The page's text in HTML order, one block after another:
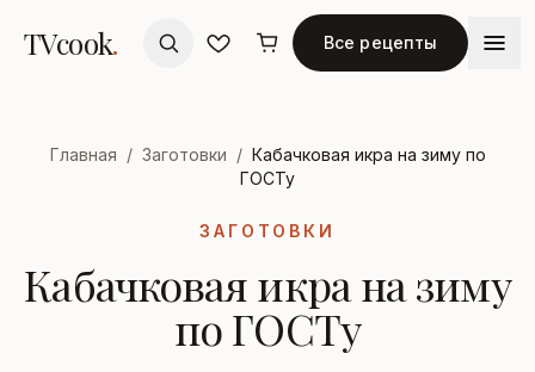
TVcook. Все рецепты
Главная / Заготовки / Кабачковая икра на зиму по
ГОСТу
ЗАГОТОВКИ
Кабачковая икра на зиму
по ГОСТу